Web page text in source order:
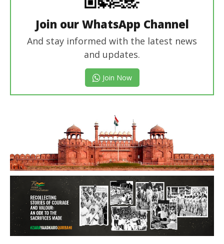
Join our WhatsApp Channel
And stay informed with the latest news
and updates.
Join Now